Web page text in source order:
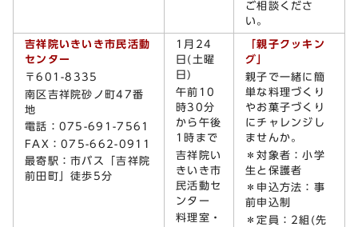
ご相談くださ
い。
吉祥院いきいき市民活動
センター
〒601-8335
南区吉祥院砂ノ町47番
地
電話：075-691-7561
FAX：075-662-0911
最寄駅：市バス「吉祥院
前田町」徒歩5分
1月24
日(土曜
日)
午前10
時30分
から午後
1時まで
吉祥院い
きいき市
民活動セ
ンター
料理室・
「親子クッキン
グ」
親子で一緒に簡
単な料理づくり
やお菓子づくり
にチャレンジし
ませんか。
＊対象者：小学
生と保護者
＊申込方法：事
前申込制
＊定員：2組(先